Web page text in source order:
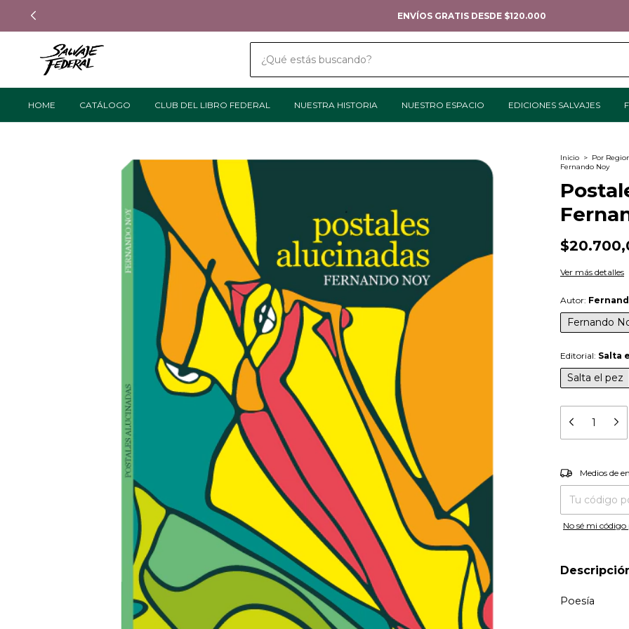
TODOS LOS MEDIOS DE PAGO
HOME CATÁLOGO CLUB DEL LIBRO FEDERAL NUESTRA HISTORIA NUESTRO ESPACIO EDICIONES SALVAJES
Inicio > Por
Fernando Noy
Ver más detalles
Autor:
Fernando
Editorial: Salta
Salta el pez
Entregas para el
Medios de
No sé mi código
Poesía